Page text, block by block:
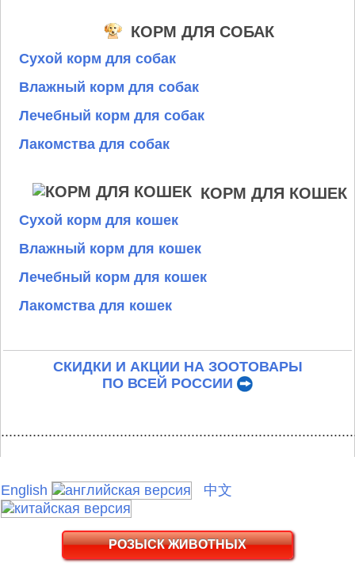
КОРМ ДЛЯ СОБАК
Сухой корм для собак
Влажный корм для собак
Лечебный корм для собак
Лакомства для собак
КОРМ ДЛЯ КОШЕК
Сухой корм для кошек
Влажный корм для кошек
Лечебный корм для кошек
Лакомства для кошек
СКИДКИ И АКЦИИ НА ЗООТОВАРЫ
ПО ВСЕЙ РОССИИ
English 中文
РОЗЫСК ЖИВОТНЫХ